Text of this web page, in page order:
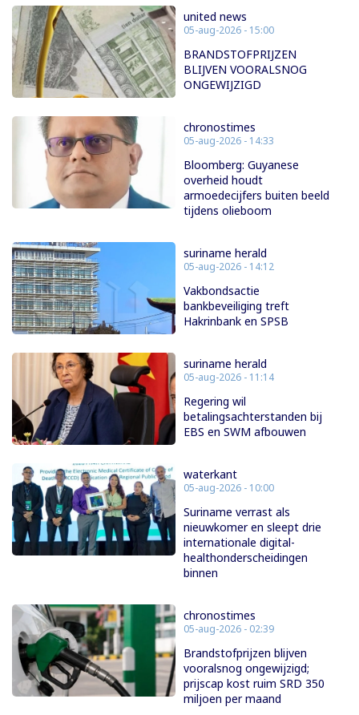
united news
05-aug-2026 - 15:00
BRANDSTOFPRIJZEN
BLIJVEN VOORALSNOG
ONGEWIJZIGD
chronostimes
05-aug-2026 - 14:33
Bloomberg: Guyanese
overheid houdt
armoedecijfers buiten beeld
tijdens olieboom
suriname herald
05-aug-2026 - 14:12
Vakbondsactie
bankbeveiliging treft
Hakrinbank en SPSB
suriname herald
05-aug-2026 - 11:14
Regering wil
betalingsachterstanden bij
EBS en SWM afbouwen
waterkant
05-aug-2026 - 10:00
Suriname verrast als
nieuwkomer en sleept drie
internationale digital-
healthonderscheidingen
binnen
chronostimes
05-aug-2026 - 02:39
Brandstofprijzen blijven
vooralsnog ongewijzigd;
prijscap kost ruim SRD 350
miljoen per maand